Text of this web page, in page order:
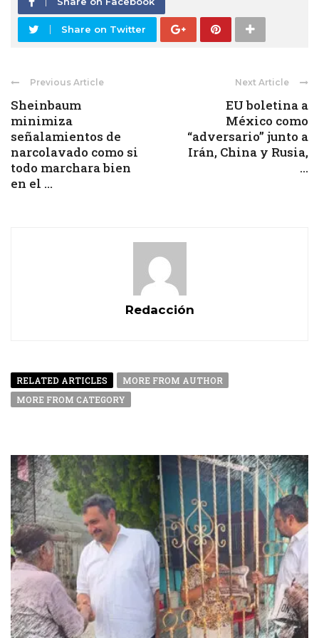
Share on Twitter
Previous Article
Sheinbaum
minimiza
señalamientos de
narcolavado como si
todo marchara bien
en el ...
Next Article
EU boletina a
México como
“adversario” junto a
Irán, China y Rusia,
...
Redacción
RELATED ARTICLES
MORE FROM AUTHOR
MORE FROM CATEGORY